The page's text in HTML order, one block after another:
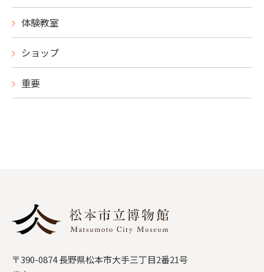
体験教室
ショップ
重要
〒390-0874 長野県松本市大手三丁目2番21号